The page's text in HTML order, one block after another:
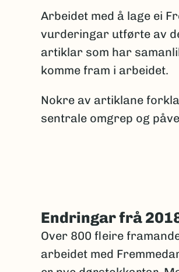
Arbeidet med å lage ei
vurderingar utførte av
artiklar som har
komme fram i arbeidet.
Nokre av artiklane
sentrale omgrep og
Endringar frå
Over 800 fleire
arbeidet med